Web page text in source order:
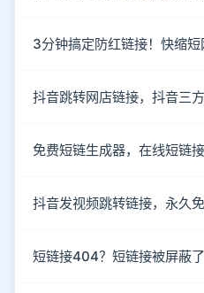
抖音跳转网店链接，抖音三
免费短链生成器，在线短链
抖音发视频跳转链接，永久
短链接404？短链接被屏蔽了